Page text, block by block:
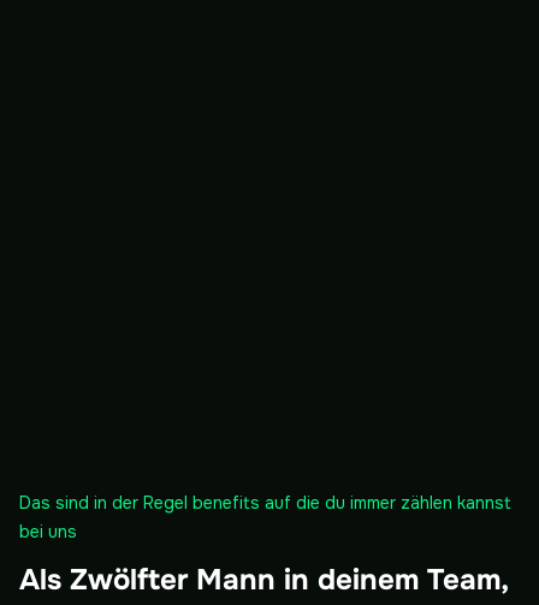
Das sind in der Regel benefits auf die du immer zählen kannst
bei uns
Als Zwölfter Mann in deinem Team,